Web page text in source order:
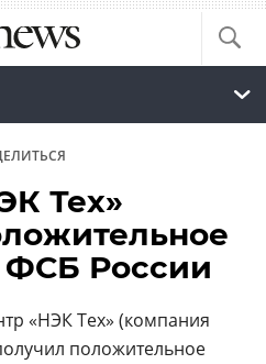
Тех»
России
«НЭК Тех» (компания
положительное